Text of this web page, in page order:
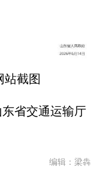
站截图
省交通运输厅
编辑：梁犇